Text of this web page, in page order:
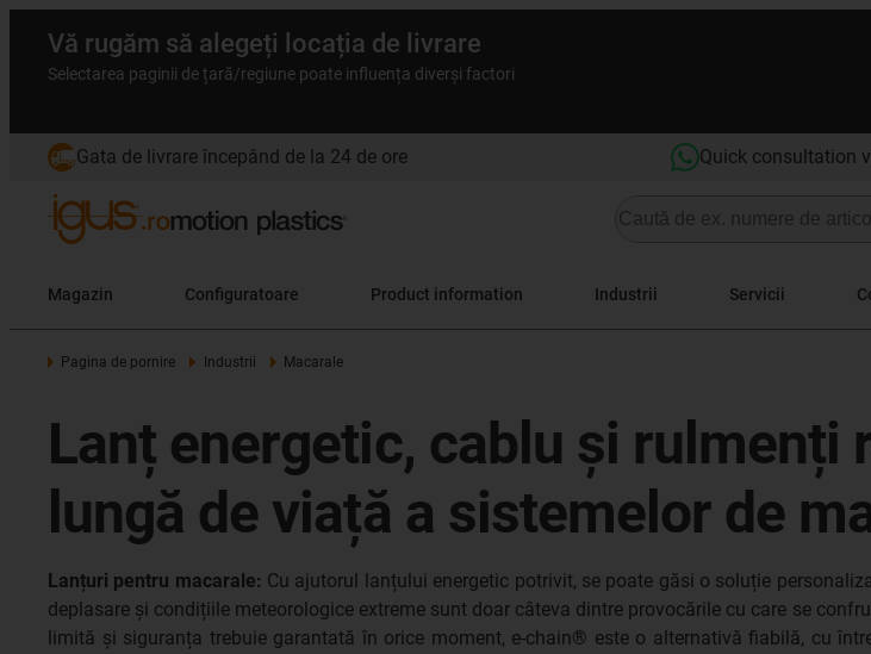
Vă rugăm să alegeți locația de livrare
Selectarea paginii de țară/regiune poate influența diverși factori
Gata de livrare începând de la 24 de ore Quick consultation
Magazin Configuratoare Product information Industrii Servicii
Pagina de pornire Industrii Macarale
Lanț energetic, cablu și rulmenți
lungă de viață a sistemelor de
Lanțuri pentru macarale: Cu ajutorul lanțului energetic potrivit, se poate găsi o soluție
deplasare și condițiile meteorologice extreme sunt doar câteva dintre provocările cu care se
limită și siguranța trebuie garantată în orice moment, e-chain® este o alternativă fiabilă, cu